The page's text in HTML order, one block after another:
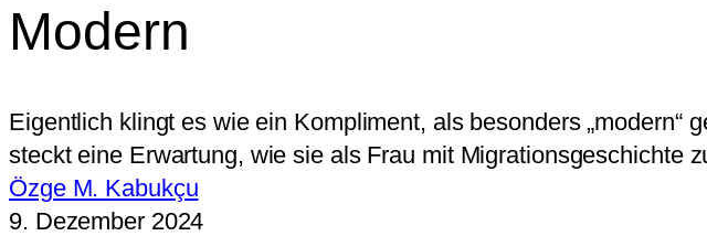
Modern
Eigentlich klingt es wie ein Kompliment, als besonders
steckt eine Erwartung, wie sie als Frau mit Migrationsgeschichte
Özge M. Kabukçu
9. Dezember 2024